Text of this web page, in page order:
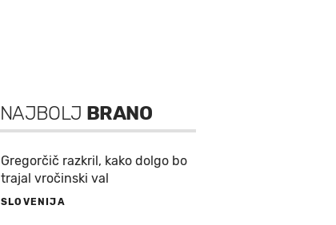
NAJBOLJ BRANO
Gregorčič razkril, kako dolgo bo
trajal vročinski val
SLOVENIJA